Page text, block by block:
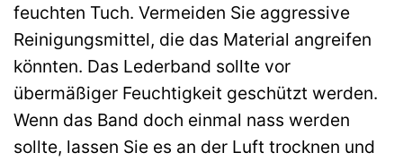
feuchten Tuch. Vermeiden Sie aggressive
Reinigungsmittel, die das Material angreifen
könnten. Das Lederband sollte vor
übermäßiger Feuchtigkeit geschützt werden.
Wenn das Band doch einmal nass werden
sollte, lassen Sie es an der Luft trocknen und